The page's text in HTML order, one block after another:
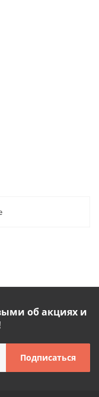
об акциях и